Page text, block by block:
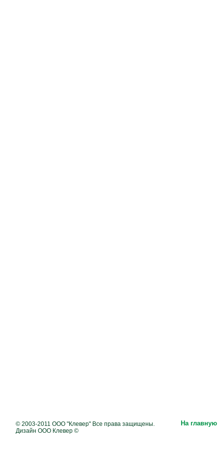
© 2003-2011 ООО "Клевер" Все права защищены.
Дизайн ООО Клевер ©
На главную